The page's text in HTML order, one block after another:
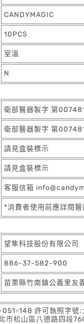
CANDYMAGIC
10PCS
室溫
N
衛部醫器製字 第
衛部醫器製字 第
請見盒裝標示
請見盒裝標示
客服信箱
*消費者使用前應詳閱
望隼科技股份有限公司
886-37-582-900
苗栗縣竹南鎮公義里友
148 許可執照字號:
市松山區八德路四段